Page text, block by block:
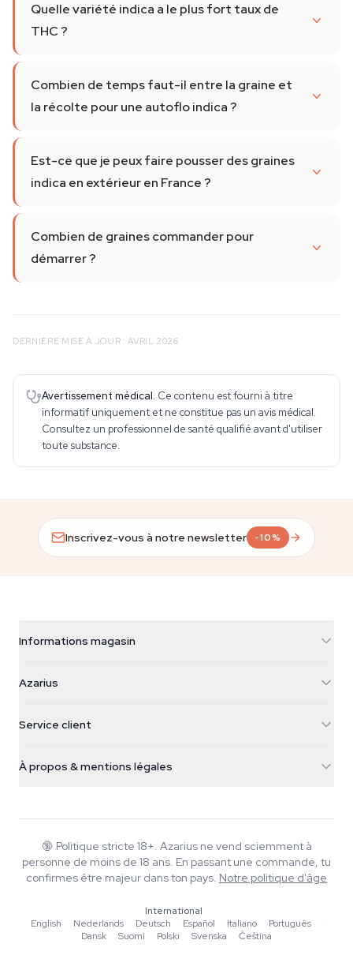
Quelle variété indica a le plus fort taux de
THC ?
Combien de temps faut-il entre la graine et
la récolte pour une autoflo indica ?
Est-ce que je peux faire pousser des graines
indica en extérieur en France ?
Combien de graines commander pour
démarrer ?
DERNIÈRE MISE À JOUR : AVRIL 2026
Avertissement médical. Ce contenu est fourni à titre
informatif uniquement et ne constitue pas un avis médical.
Consultez un professionnel de santé qualifié avant d'utiliser
toute substance.
Inscrivez-vous à notre newsletter -10%
Informations magasin
Galvaniweg 11
Nederland
+31(0)204897914
Azarius
Smokeshop
Service client
Politique de retour
Politique de confidentialité
À propos & mentions légales
Wiki
Musique
Normes éditoriales
Outils & Calculateurs
🔞 Politique stricte 18+. Azarius ne vend sciemment à
personne de moins de 18 ans. En passant une commande, tu
confirmes être majeur dans ton pays. Notre politique d'âge
International
English
·Nederlands ·Deutsch ·Español ·Italiano ·Português
·
Dansk
·Suomi ·Polski ·Svenska ·Čeština